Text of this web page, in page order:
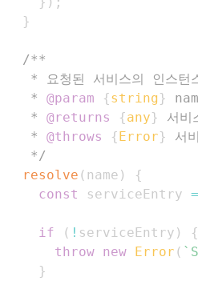
}
   *
@param {string}
   *
@returns {any}
   *
@throws {Error}
   */
resolve ( name )
{
const
serviceEntry =
if ( ! serviceEntry )
{
throw new Error ( `
}